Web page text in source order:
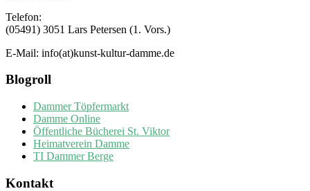
Telefon:
(05491) 3051 Lars Petersen (1. Vors.)
E-Mail: info(at)kunst-kultur-damme.de
Blogroll
Dammer Töpfermarkt
Damme Online
Öffentliche Bücherei St. Viktor
Heimatverein Damme
TI Dammer Berge
Kontakt